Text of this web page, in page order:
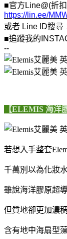
■官方Line@(折
https://lin.ee/
或者 Line ID搜尋
■追蹤我的
--
【ELEMIS 海洋
若想入手整套
千萬別以為化妝
雖說海洋膠原超
但質地卻更加濃
含有地中海扇型